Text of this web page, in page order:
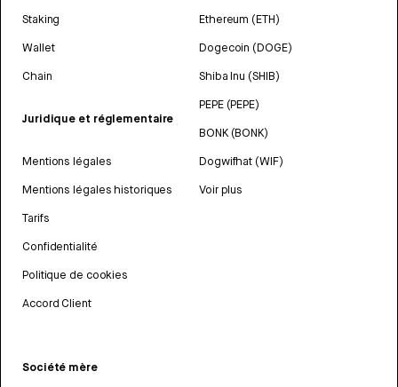
Staking
Wallet
Chain
Juridique et réglementaire
Mentions légales
Mentions légales historiques
Tarifs
Confidentialité
Politique de cookies
Accord Client
Ethereum (ETH)
Dogecoin (DOGE)
Shiba Inu (SHIB)
PEPE (PEPE)
BONK (BONK)
Dogwifhat (WIF)
Voir plus
Société mère